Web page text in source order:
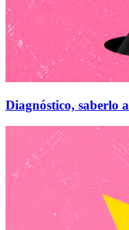
Diagnóstico, saberlo